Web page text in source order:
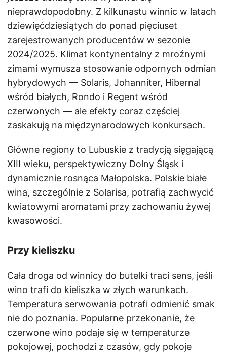
nieprawdopodobny. Z kilkunastu winnic w latach
dziewięćdziesiątych do ponad pięciuset
zarejestrowanych producentów w sezonie
2024/2025. Klimat kontynentalny z mroźnymi
zimami wymusza stosowanie odpornych odmian
hybrydowych — Solaris, Johanniter, Hibernal
wśród białych, Rondo i Regent wśród
czerwonych — ale efekty coraz częściej
zaskakują na międzynarodowych konkursach.
Główne regiony to Lubuskie z tradycją sięgającą
XIII wieku, perspektywiczny Dolny Śląsk i
dynamicznie rosnąca Małopolska. Polskie białe
wina, szczególnie z Solarisa, potrafią zachwycić
kwiatowymi aromatami przy zachowaniu żywej
kwasowości.
Przy kieliszku
Cała droga od winnicy do butelki traci sens, jeśli
wino trafi do kieliszka w złych warunkach.
Temperatura serwowania potrafi odmienić smak
nie do poznania. Popularne przekonanie, że
czerwone wino podaje się w temperaturze
pokojowej, pochodzi z czasów, gdy pokoje